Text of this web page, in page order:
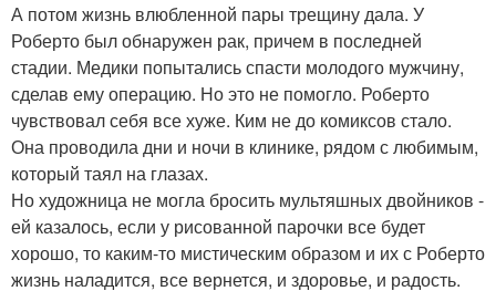
А потом жизнь влюбленной пары трещину дала. У
Роберто был обнаружен рак, причем в последней
стадии. Медики попытались спасти молодого мужчину,
сделав ему операцию. Но это не помогло. Роберто
чувствовал себя все хуже. Ким не до комиксов стало.
Она проводила дни и ночи в клинике, рядом с любимым,
который таял на глазах.
Но художница не могла бросить мультяшных двойников -
ей казалось, если у рисованной парочки все будет
хорошо, то каким-то мистическим образом и их с Роберто
жизнь наладится, все вернется, и здоровье, и радость.